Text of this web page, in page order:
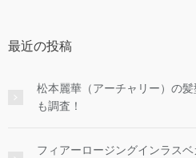
最近の投稿
松本麗華（アーチャリー）の
も調査！
フィアーロージングインラス